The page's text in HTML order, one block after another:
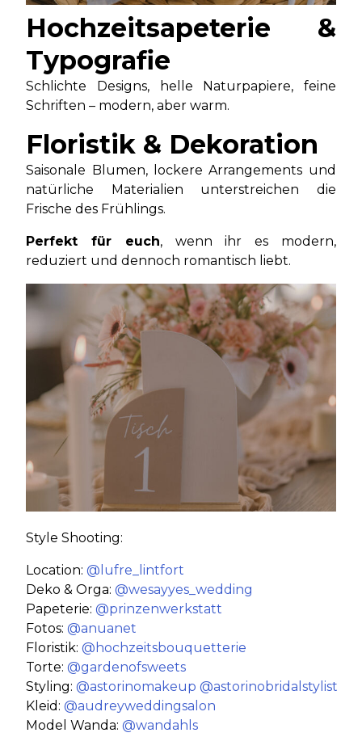
Hochzeitsapeterie &
Typografie
Schlichte Designs, helle Naturpapiere, feine
Schriften – modern, aber warm.
Floristik & Dekoration
Saisonale Blumen, lockere Arrangements und
natürliche Materialien unterstreichen die
Frische des Frühlings.
Perfekt für euch, wenn ihr es modern,
reduziert und dennoch romantisch liebt.
Style Shooting:
Location:@lufre_lintfort
Deko & Orga:@wesayyes_wedding
Papeterie:@prinzenwerkstatt
Fotos:@anuanet
Floristik:@hochzeitsbouquetterie
Torte:@gardenofsweets
Styling:@astorinomakeup @astorinobridalstylist
Kleid:@audreyweddingsalon
Model Wanda:@wandahls